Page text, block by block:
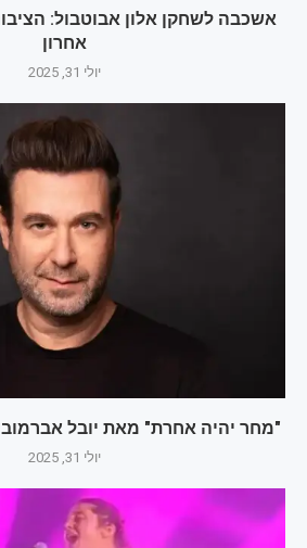
אשכבה לשחקן אלון אבוטבול:
אחרון
יולי 31, 2025
"מחר יהיה אחרת" מאת יובל
יולי 31, 2025